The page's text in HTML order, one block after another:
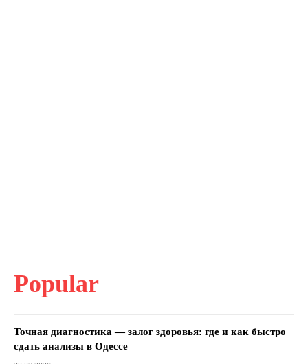
Popular
Точная диагностика — залог здоровья: где и как быстро
сдать анализы в Одессе